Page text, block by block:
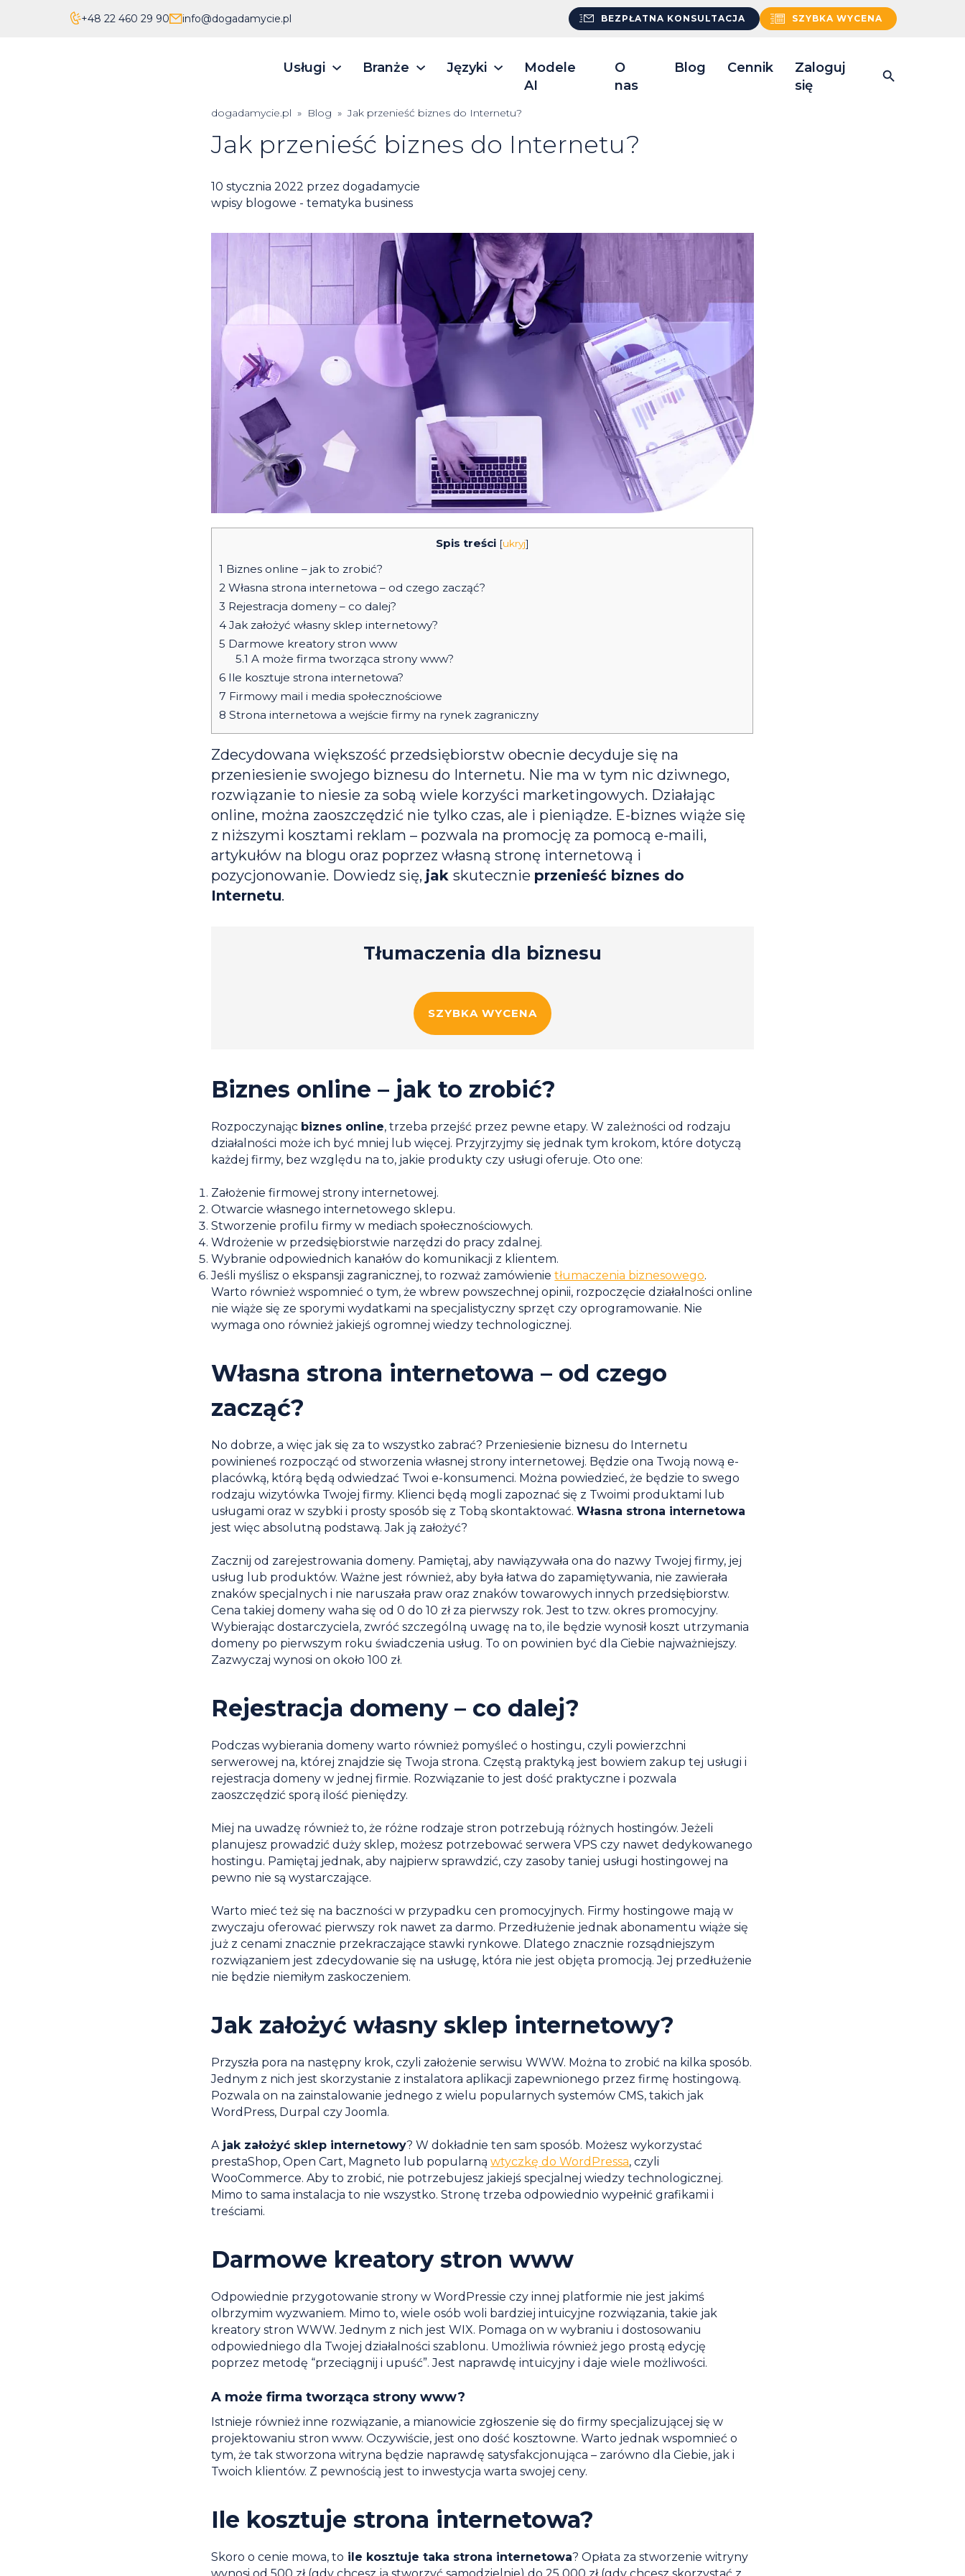
+48 22 460 29 90 info@dogadamycie.pl BEZPŁATNA KONSULTACJA SZYBKA WYCENA
Usługi Branże Języki
Modele
AI
O
nas
Blog Cennik
Zaloguj
się
dogadamycie.pl » Blog » Jak przenieść biznes do Internetu?
Jak przenieść biznes do Internetu?
Posted
on
10 stycznia 2022 przezdogadamycie
wpisy blogowe - tematyka business
Spis treści [ukryj]
1 Biznes online – jak to zrobić?
2 Własna strona internetowa – od czego zacząć?
3 Rejestracja domeny – co dalej?
4 Jak założyć własny sklep internetowy?
5 Darmowe kreatory stron www
5.1 A może firma tworząca strony www?
6 Ile kosztuje strona internetowa?
7 Firmowy mail i media społecznościowe
8 Strona internetowa a wejście firmy na rynek zagraniczny
Zdecydowana większość przedsiębiorstw obecnie decyduje się na
przeniesienie swojego biznesu do Internetu. Nie ma w tym nic dziwnego,
rozwiązanie to niesie za sobą wiele korzyści marketingowych. Działając
online, można zaoszczędzić nie tylko czas, ale i pieniądze. E-biznes wiąże się
z niższymi kosztami reklam – pozwala na promocję za pomocą e-maili,
artykułów na blogu oraz poprzez własną stronę internetową i
pozycjonowanie. Dowiedz się, jakskutecznie przenieść biznes do
Internetu.
Tłumaczenia dla biznesu
SZYBKA WYCENA
Biznes online – jak to zrobić?
Rozpoczynając biznes online, trzeba przejść przez pewne etapy. W zależności od rodzaju
działalności może ich być mniej lub więcej. Przyjrzyjmy się jednak tym krokom, które dotyczą
każdej firmy, bez względu na to, jakie produkty czy usługi oferuje. Oto one:
Założenie firmowej strony internetowej.
Otwarcie własnego internetowego sklepu.
Stworzenie profilu firmy w mediach społecznościowych.
Wdrożenie w przedsiębiorstwie narzędzi do pracy zdalnej.
Wybranie odpowiednich kanałów do komunikacji z klientem.
Jeśli myślisz o ekspansji zagranicznej, to rozważ zamówienietłumaczenia biznesowego.
Warto również wspomnieć o tym, że wbrew powszechnej opinii, rozpoczęcie działalności online
nie wiąże się ze sporymi wydatkami na specjalistyczny sprzęt czy oprogramowanie. Nie
wymaga ono również jakiejś ogromnej wiedzy technologicznej.
Własna strona internetowa – od czego
zacząć?
No dobrze, a więc jak się za to wszystko zabrać? Przeniesienie biznesu do Internetu
powinieneś rozpocząć od stworzenia własnej strony internetowej. Będzie ona Twoją nową e-
placówką, którą będą odwiedzać Twoi e-konsumenci. Można powiedzieć, że będzie to swego
rodzaju wizytówka Twojej firmy. Klienci będą mogli zapoznać się z Twoimi produktami lub
usługami oraz w szybki i prosty sposób się z Tobą skontaktować.Własna strona internetowa
jest więc absolutną podstawą. Jak ją założyć?
Zacznij od zarejestrowania domeny. Pamiętaj, aby nawiązywała ona do nazwy Twojej firmy, jej
usług lub produktów. Ważne jest również, aby była łatwa do zapamiętywania, nie zawierała
znaków specjalnych i nie naruszała praw oraz znaków towarowych innych przedsiębiorstw.
Cena takiej domeny waha się od 0 do 10 zł za pierwszy rok. Jest to tzw. okres promocyjny.
Wybierając dostarczyciela, zwróć szczególną uwagę na to, ile będzie wynosił koszt utrzymania
domeny po pierwszym roku świadczenia usług. To on powinien być dla Ciebie najważniejszy.
Zazwyczaj wynosi on około 100 zł.
Rejestracja domeny – co dalej?
Podczas wybierania domeny warto również pomyśleć o hostingu, czyli powierzchni
serwerowej na, której znajdzie się Twoja strona. Częstą praktyką jest bowiem zakup tej usługi i
rejestracja domeny w jednej firmie. Rozwiązanie to jest dość praktyczne i pozwala
zaoszczędzić sporą ilość pieniędzy.
Miej na uwadzę również to, że różne rodzaje stron potrzebują różnych hostingów. Jeżeli
planujesz prowadzić duży sklep, możesz potrzebować serwera VPS czy nawet dedykowanego
hostingu. Pamiętaj jednak, aby najpierw sprawdzić, czy zasoby taniej usługi hostingowej na
pewno nie są wystarczające.
Warto mieć też się na baczności w przypadku cen promocyjnych. Firmy hostingowe mają w
zwyczaju oferować pierwszy rok nawet za darmo. Przedłużenie jednak abonamentu wiąże się
już z cenami znacznie przekraczające stawki rynkowe. Dlatego znacznie rozsądniejszym
rozwiązaniem jest zdecydowanie się na usługę, która nie jest objęta promocją. Jej przedłużenie
nie będzie niemiłym zaskoczeniem.
Jak założyć własny sklep internetowy?
Przyszła pora na następny krok, czyli założenie serwisu WWW. Można to zrobić na kilka sposób.
Jednym z nich jest skorzystanie z instalatora aplikacji zapewnionego przez firmę hostingową.
Pozwala on na zainstalowanie jednego z wielu popularnych systemów CMS, takich jak
WordPress, Durpal czy Joomla.
Ajak założyć sklep internetowy? W dokładnie ten sam sposób. Możesz wykorzystać
prestaShop, Open Cart, Magneto lub popularnąwtyczkę do WordPressa, czyli
WooCommerce. Aby to zrobić, nie potrzebujesz jakiejś specjalnej wiedzy technologicznej.
Mimo to sama instalacja to nie wszystko. Stronę trzeba odpowiednio wypełnić grafikami i
treściami.
Darmowe kreatory stron www
Odpowiednie przygotowanie strony w WordPressie czy innej platformie nie jest jakimś
olbrzymim wyzwaniem. Mimo to, wiele osób woli bardziej intuicyjne rozwiązania, takie jak
kreatory stron WWW. Jednym z nich jest WIX. Pomaga on w wybraniu i dostosowaniu
odpowiedniego dla Twojej działalności szablonu. Umożliwia również jego prostą edycję
poprzez metodę “przeciągnij i upuść”. Jest naprawdę intuicyjny i daje wiele możliwości.
A może firma tworząca strony www?
Istnieje również inne rozwiązanie, a mianowicie zgłoszenie się do firmy specjalizującej się w
projektowaniu stron www. Oczywiście, jest ono dość kosztowne. Warto jednak wspomnieć o
tym, że tak stworzona witryna będzie naprawdę satysfakcjonująca – zarówno dla Ciebie, jak i
Twoich klientów. Z pewnością jest to inwestycja warta swojej ceny.
Ile kosztuje strona internetowa?
Skoro o cenie mowa, to ile kosztuje taka strona internetowa? Opłata za stworzenie witryny